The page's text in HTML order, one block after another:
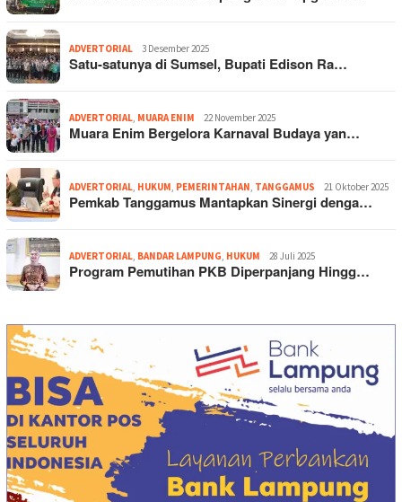
ADVERTORIAL 3 Desember 2025
Satu-satunya di Sumsel, Bupati Edison Ra…
ADVERTORIAL MUARA ENIM 22 November 2025
Muara Enim Bergelora Karnaval Budaya yan…
ADVERTORIAL HUKUM PEMERINTAHAN TANGGAMUS 21 Oktober 2025
Pemkab Tanggamus Mantapkan Sinergi denga…
ADVERTORIAL BANDAR LAMPUNG HUKUM 28 Juli 2025
Program Pemutihan PKB Diperpanjang Hingg…